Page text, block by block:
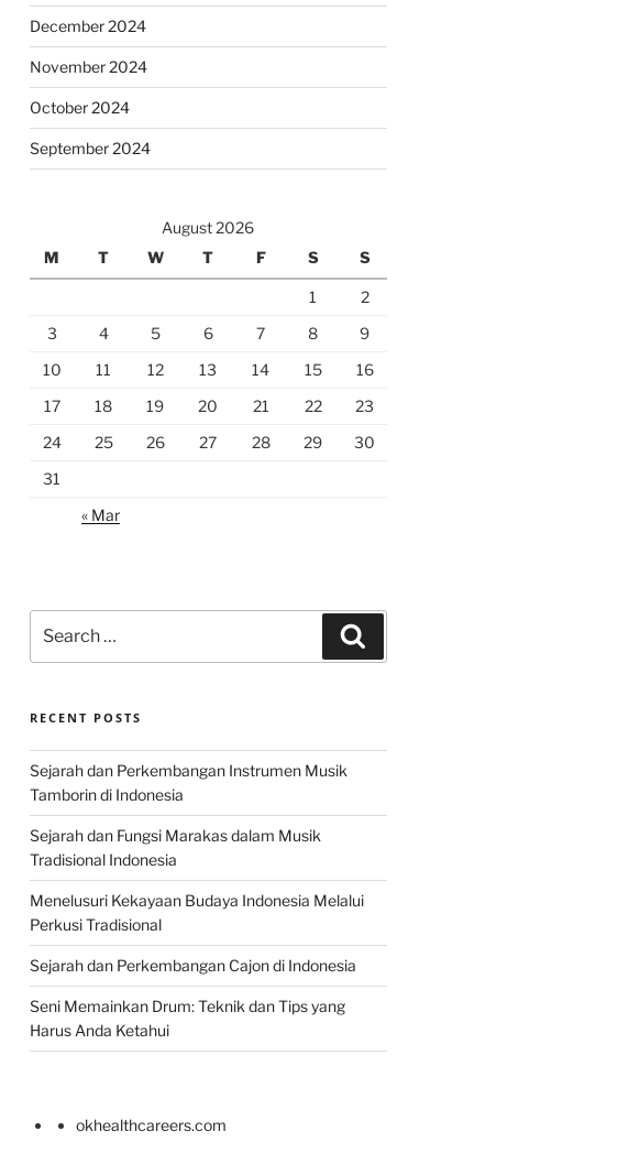
December 2024
November 2024
October 2024
September 2024
August 2026
M
T W T F S S
1
2
3
4 5 6 7 8
9
10
11 12 13 14 15
16
17
18 19 20 21 22
23
24
25 26 27 28 29
30
31
« Mar
for:
RECENT POSTS
Sejarah dan Perkembangan Instrumen Musik
Tamborin di Indonesia
Sejarah dan Fungsi Marakas dalam Musik
Tradisional Indonesia
Menelusuri Kekayaan Budaya Indonesia Melalui
Perkusi Tradisional
Sejarah dan Perkembangan Cajon di Indonesia
Seni Memainkan Drum: Teknik dan Tips yang
Harus Anda Ketahui
okhealthcareers.com